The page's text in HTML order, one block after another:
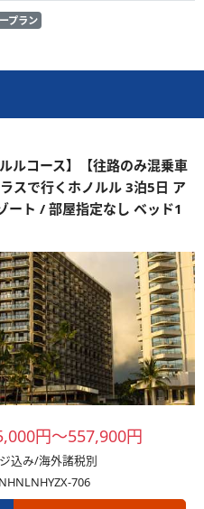
プラン
ルコース】【往路のみ混乗車
スで行くホノルル 3泊5日 ア
ート / 部屋指定なし ベッド1
円～557,900円
込み/海外諸税別
706